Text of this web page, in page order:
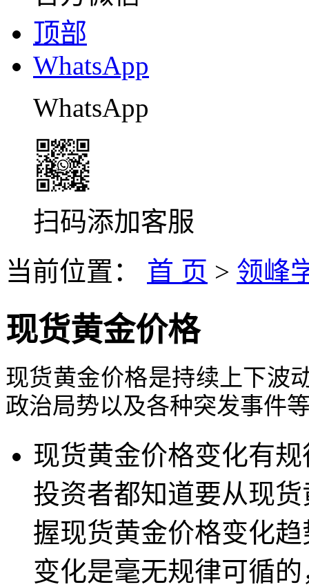
顶部
WhatsApp
WhatsApp
扫码添加客服
当前位置： 首 页 > 领峰
现货黄金价格
现货黄金价格是持续上下波
政治局势以及各种突发事件
现货黄金价格变化有
投资者都知道要从现
握现货黄金价格变化
变化是毫无规律可循